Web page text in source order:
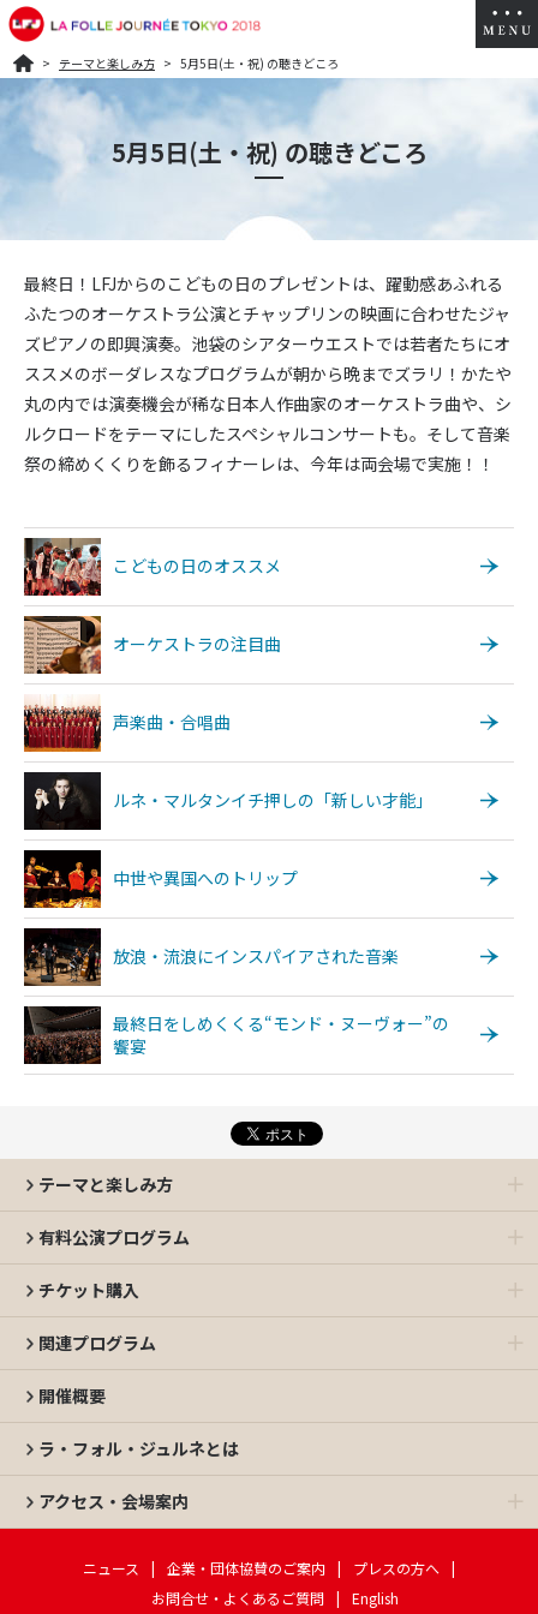
テーマと楽しみ方 5月5日(土・祝) の聴きどころ
5月5日(土・祝) の聴きどころ
最終日！LFJからのこどもの日のプレゼントは、躍動感あふれる
ふたつのオーケストラ公演とチャップリンの映画に合わせたジャ
ズピアノの即興演奏。池袋のシアターウエストでは若者たちにオ
ススメのボーダレスなプログラムが朝から晩までズラリ！かたや
丸の内では演奏機会が稀な日本人作曲家のオーケストラ曲や、シ
ルクロードをテーマにしたスペシャルコンサートも。そして音楽
祭の締めくくりを飾るフィナーレは、今年は両会場で実施！！
こどもの日のオススメ
オーケストラの注目曲
声楽曲・合唱曲
ルネ・マルタンイチ押しの「新しい才能」
中世や異国へのトリップ
放浪・流浪にインスパイアされた音楽
最終日をしめくくる“モンド・ヌーヴォー”の
饗宴
テーマと楽しみ方
有料公演プログラム
チケット購入
関連プログラム
開催概要
ラ・フォル・ジュルネとは
アクセス・会場案内
ニュース 企業・団体協賛のご案内
プレスの方へ
お問合せ・よくあるご質問
English